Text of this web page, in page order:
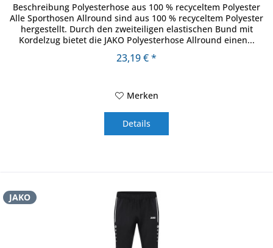
Beschreibung Polyesterhose aus 100 % recyceltem Polyester
Alle Sporthosen Allround sind aus 100 % recyceltem Polyester
hergestellt. Durch den zweiteiligen elastischen Bund mit
Kordelzug bietet die JAKO Polyesterhose Allround einen...
23,19 € *
Merken
Details
JAKO